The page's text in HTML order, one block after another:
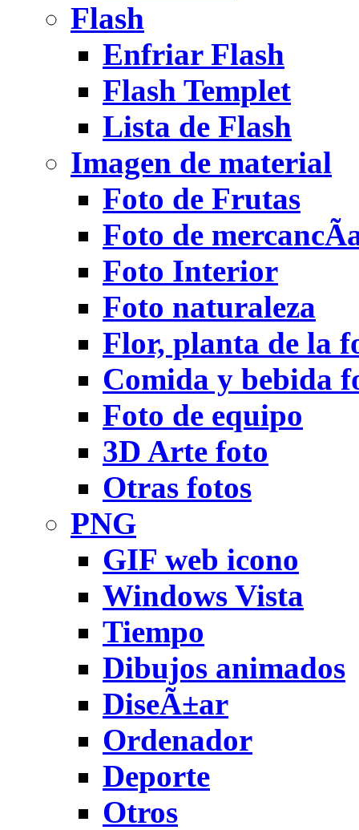
Flash
Enfriar Flash
Flash Templet
Lista de Flash
Imagen de material
Foto de Frutas
Foto de
Foto Interior
Foto naturaleza
Flor, planta de la
Comida y bebida
Foto de equipo
3D Arte foto
Otras fotos
PNG
GIF web icono
Windows Vista
Tiempo
Dibujos animados
DiseÃ±ar
Ordenador
Deporte
Otros